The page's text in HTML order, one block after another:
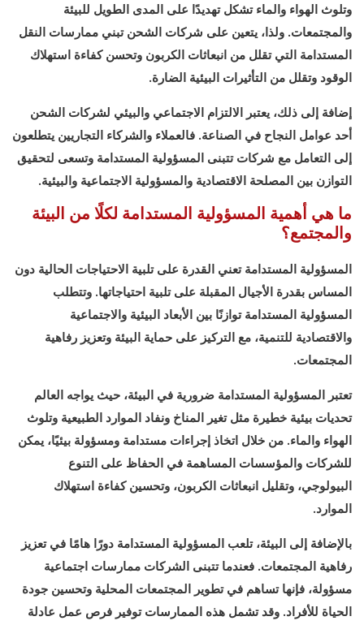
وتلوث الهواء والماء تشكل تهديدًا على المدى الطويل للبيئة
والمجتمعات. ولذا، يتعين على شركات الشحن تبني ممارسات النقل
المستدامة التي تقلل من انبعاثات الكربون وتحسن كفاءة استهلاك
الوقود وتقلل من التأثيرات البيئية الضارة.
إضافة إلى ذلك، يعتبر الالتزام الاجتماعي والبيئي لشركات الشحن
أحد عوامل النجاح في الصناعة. فالعملاء والشركاء التجاريين يتطلعون
إلى التعامل مع شركات تتبنى المسؤولية المستدامة وتسعى لتحقيق
التوازن بين المصلحة الاقتصادية والمسؤولية الاجتماعية والبيئية.
ما هي أهمية المسؤولية المستدامة لكلًا من البيئة
والمجتمع؟
المسؤولية المستدامة تعني القدرة على تلبية الاحتياجات الحالية دون
المساس بقدرة الأجيال المقبلة على تلبية احتياجاتها. وتتطلب
المسؤولية المستدامة توازنًا بين الأبعاد البيئية والاجتماعية
والاقتصادية للتنمية، مع التركيز على حماية البيئة وتعزيز رفاهية
المجتمعات.
تعتبر المسؤولية المستدامة ضرورية في البيئة، حيث يواجه العالم
تحديات بيئية خطيرة مثل تغير المناخ ونفاد الموارد الطبيعية وتلوث
الهواء والماء. من خلال اتخاذ إجراءات مستدامة ومسؤولة بيئيًا، يمكن
للشركات والمؤسسات المساهمة في الحفاظ على التنوع
البيولوجي، وتقليل انبعاثات الكربون، وتحسين كفاءة استهلاك
الموارد.
بالإضافة إلى البيئة، تلعب المسؤولية المستدامة دورًا هامًا في تعزيز
رفاهية المجتمعات. فعندما تتبنى الشركات ممارسات اجتماعية
مسؤولة، فإنها تساهم في تطوير المجتمعات المحلية وتحسين جودة
الحياة للأفراد. وقد تشمل هذه الممارسات توفير فرص عمل عادلة